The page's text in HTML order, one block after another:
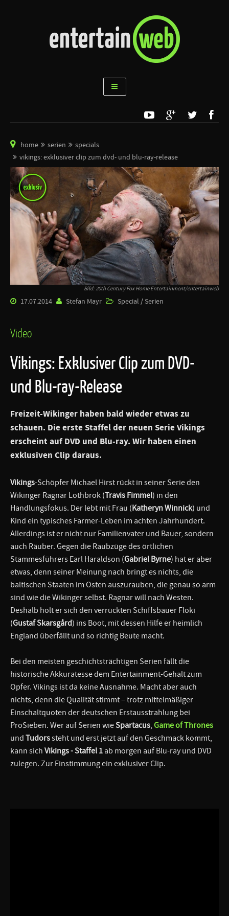
home serien
specials
vikings: exklusiver clip zum dvd- und blu-ray-release
Bild: 20th Century Fox Home Entertainment/entertainweb
17.07.2014 Stefan Mayr Special / Serien
Video
Vikings: Exklusiver Clip zum DVD-
und Blu-ray-Release
Freizeit-Wikinger haben bald wieder etwas zu
schauen. Die erste Staffel der neuen SerieVikings
erscheint auf DVD und Blu-ray. Wir haben einen
exklusiven Clip daraus.
Vikings-Schöpfer Michael Hirst rückt in seiner Serie den
Wikinger Ragnar Lothbrok (Travis Fimmel) in den
Handlungsfokus. Der lebt mit Frau (Katheryn Winnick) und
Kind ein typisches Farmer-Leben im achten Jahrhundert.
Allerdings ist er nicht nur Familienvater und Bauer, sondern
auch Räuber. Gegen die Raubzüge des örtlichen
Stammesführers Earl Haraldson (Gabriel Byrne) hat er aber
etwas, denn seiner Meinung nach bringt es nichts, die
baltischen Staaten im Osten auszurauben, die genau so arm
sind wie die Wikinger selbst. Ragnar will nach Westen.
Deshalb holt er sich den verrückten Schiffsbauer Floki
(Gustaf Skarsgård) ins Boot, mit dessen Hilfe er heimlich
England überfällt und so richtig Beute macht.
Bei den meisten geschichtsträchtigen Serien fällt die
historische Akkuratesse dem Entertainment-Gehalt zum
Opfer. Vikings ist da keine Ausnahme. Macht aber auch
nichts, denn die Qualität stimmt – trotz mittelmäßiger
Einschaltquoten der deutschen Erstausstrahlung bei
ProSieben. Wer auf Serien wieSpartacus, Game of Thrones
und Tudorssteht und erst jetzt auf den Geschmack kommt,
kann sich Vikings - Staffel 1 ab morgen auf Blu-ray und DVD
zulegen. Zur Einstimmung ein exklusiver Clip.